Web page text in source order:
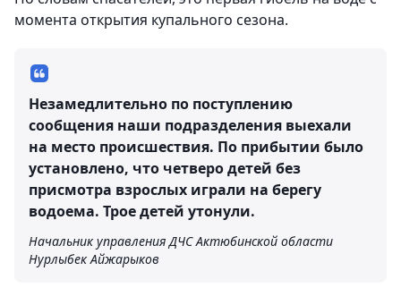
момента открытия купального сезона.
Незамедлительно по поступлению
сообщения наши подразделения выехали
на место происшествия. По прибытии было
установлено, что четверо детей без
присмотра взрослых играли на берегу
водоема. Трое детей утонули.
Начальник управления ДЧС Актюбинской области
Нурлыбек Айжарыков